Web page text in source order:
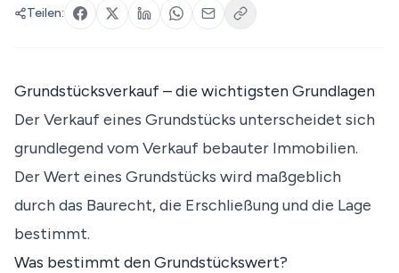
Teilen:
Grundstücksverkauf – die wichtigsten Grundlagen
Der Verkauf eines Grundstücks unterscheidet sich
grundlegend vom Verkauf bebauter Immobilien.
Der Wert eines Grundstücks wird maßgeblich
durch das Baurecht, die Erschließung und die Lage
bestimmt.
Was bestimmt den Grundstückswert?